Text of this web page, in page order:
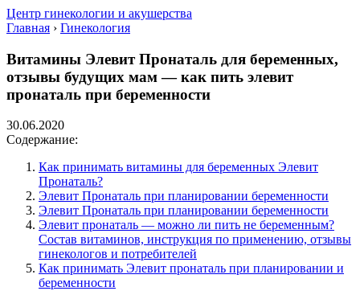
Центр гинекологии и акушерства
Главная › Гинекология
Витамины Элевит Пронаталь для беременных,
отзывы будущих мам — как пить элевит
пронаталь при беременности
30.06.2020
Содержание:
Как принимать витамины для беременных Элевит
Пронаталь?
Элевит Пронаталь при планировании беременности
Элевит Пронаталь при планировании беременности
Элевит пронаталь — можно ли пить не беременным?
Состав витаминов, инструкция по применению, отзывы
гинекологов и потребителей
Как принимать Элевит пронаталь при планировании и
беременности